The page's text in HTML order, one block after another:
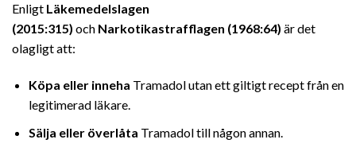
Enligt Läkemedelslagen
(2015:315) och Narkotikastrafflagen (1968:64) är det
olagligt att:
Köpa eller inneha Tramadol utan ett giltigt recept från en
legitimerad läkare.
Sälja eller överlåta Tramadol till någon annan.